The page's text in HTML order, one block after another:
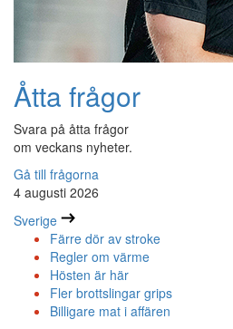
Åtta frågor
Svara på åtta frågor
om veckans nyheter.
Gå till frågorna
4 augusti 2026
Sverige
Färre dör av stroke
Regler om värme
Hösten är här
Fler brottslingar grips
Billigare mat i affären